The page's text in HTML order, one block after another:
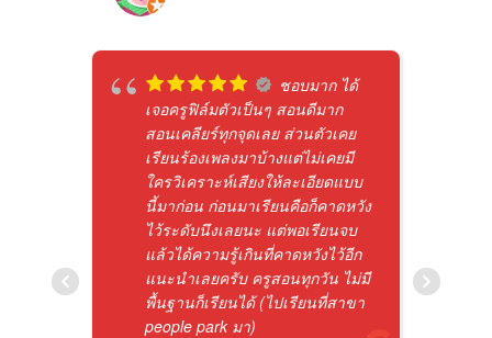
ชอบมาก ได้
เจอครูฟิล์มตัวเป็นๆ สอนดีมาก
สอนเคลียร์ทุกจุดเลย ส่วนตัวเคย
เรียนร้องเพลงมาบ้างแต่ไม่เคยมี
ใครวิเคราะห์เสียงให้ละเอียดแบบ
นี้มาก่อน ก่อนมาเรียนคือก็คาดหวัง
ไว้ระดับนึงเลยนะ แต่พอเรียนจบ
แล้วได้ความรู้เกินที่คาดหวังไว้อีก
แนะนำเลยครับ ครูสอนทุกวัน ไม่มี
พื้นฐานก็เรียนได้ (ไปเรียนที่สาขา
people park มา)